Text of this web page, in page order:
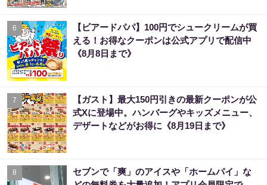
6
【ビアードパパ】100円でシュークリームが買
える！お得なクーポンは公式アプリで配信中
《8月8日まで》
7
【ガスト】最大150円引きの最新クーポンが公
式Xに登場中。ハンバーグやキッズメニュー、
デザートなどがお得に《8月19日まで》
8
セブンで「爽」のアイスや「ホームパイ」な